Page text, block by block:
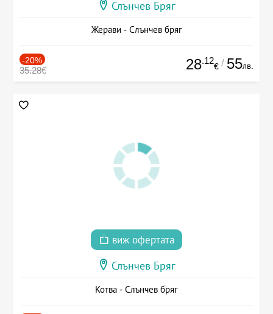
Слънчев Бряг
Жерави - Слънчев бряг
-20%
35.28€ 28.12
€ / 55лв.
виж офертата
Слънчев Бряг
Котва - Слънчев бряг